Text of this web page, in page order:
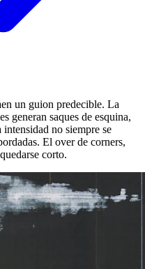
un guion predecible. La
generan saques de esquina,
no siempre se
El over de corners,
corto.